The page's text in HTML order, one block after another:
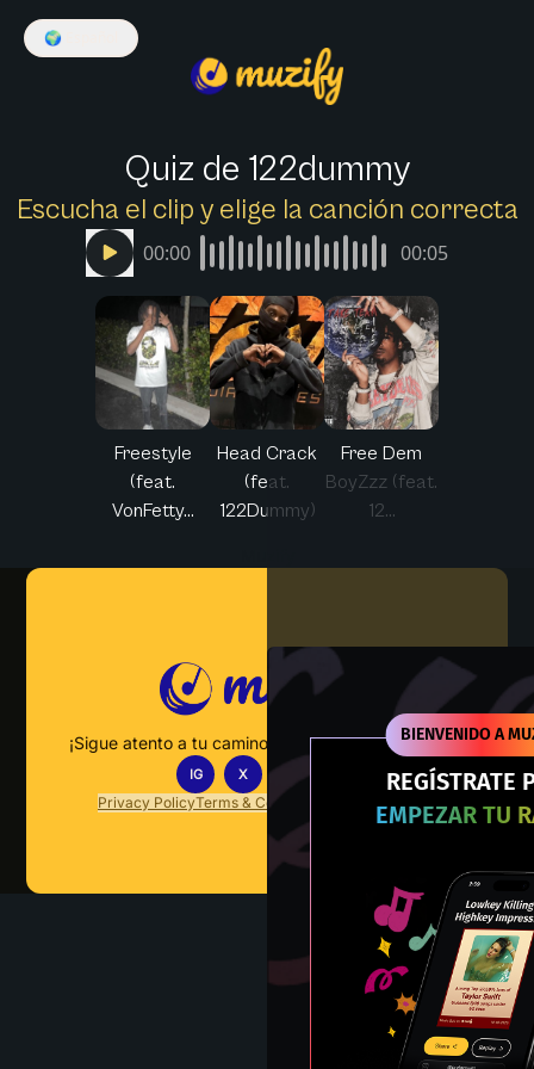
BIENVENIDO A
REGÍSTRATE
EMPEZAR TU
🌍
Quiz de 122dummy
Escucha el clip y elige la canción correcta
00:00 00:05
Freestyle
(feat.
VonFetty...
Head Crack
(feat.
122Dummy)
Free Dem
BoyZzz (feat.
12...
¡Sigue atento a tu camino hacia el dominio musical!
IG X
Privacy PolicyTerms & Conditions